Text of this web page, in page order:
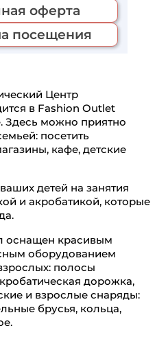
оферта
посещения
Центр
в Fashion Outlet
Здесь можно приятно
посетить
кафе, детские
детей на занятия
и акробатикой, которые
оснащен красивым
оборудованием
полосы
дорожка,
и взрослые снаряды:
брусья, кольца,